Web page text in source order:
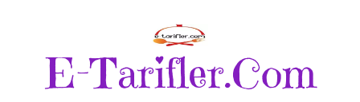
E-Tarifler.Com